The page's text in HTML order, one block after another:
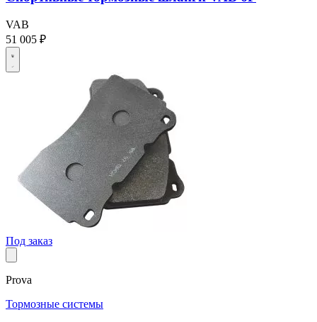
VAB
51 005 ₽
Под заказ
Prova
Тормозные системы